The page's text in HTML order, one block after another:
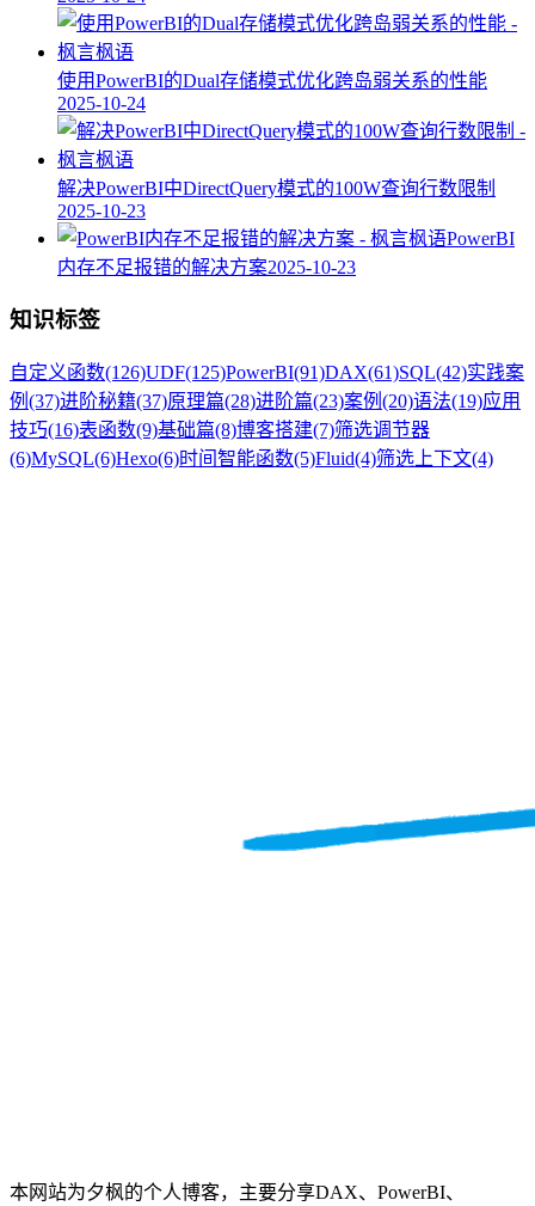
使用PowerBI的Dual存储模式优化跨岛弱关系的性能
2025-10-24
解决PowerBI中DirectQuery模式的100W查询行数限制
2025-10-23
PowerBI
内存不足报错的解决方案2025-10-23
知识标签
自定义函数(126)UDF(125)PowerBI(91)DAX(61)SQL(42)实践案
例 (37)进阶秘籍(37)原理篇(28)进阶篇(23)案例 (20)语法(19)应用
技巧(16)表函数(9)基础篇(8)博客搭建(7)筛选调节器
(6)MySQL(6)Hexo(6)时间智能函数(5)Fluid(4)筛选上下文(4)
本网站为夕枫的个人博客，主要分享DAX、PowerBI、